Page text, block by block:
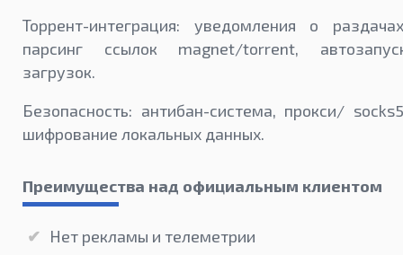
Торрент-интеграция: уведомления о
парсинг ссылок magnet/torrent,
загрузок.
Безопасность: антибан-система, прокси/
шифрование локальных данных.
Преимущества над официальным клиентом
Нет рекламы и телеметрии